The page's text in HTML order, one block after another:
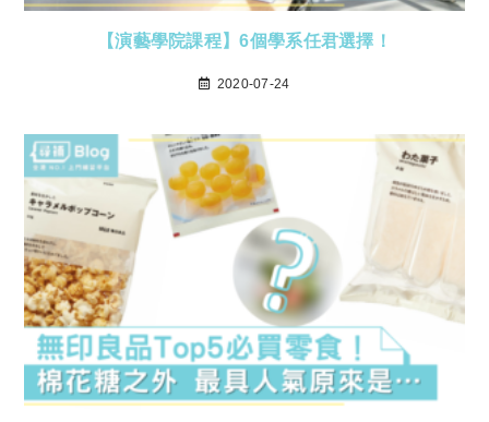
【演藝學院課程】6個學系任君選擇！
2020-07-24